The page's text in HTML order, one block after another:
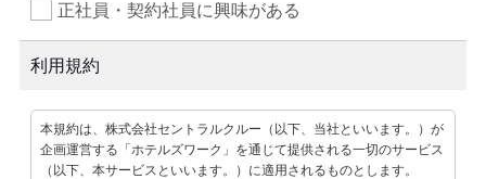
正社員・契約社員に興味がある
利用規約
本規約は、株式会社セントラルクルー（以下、当社といいます。）が
企画運営する「ホテルズワーク」を通じて提供される一切のサービス
（以下、本サービスといいます。）に適用されるものとします。